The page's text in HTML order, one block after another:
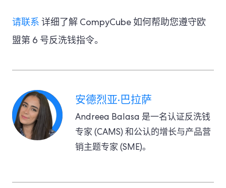
请联系 详细了解 CompyCube 如何帮助您遵守欧
盟第 6 号反洗钱指令。
安德烈亚·巴拉萨
Andreea Balasa 是一名认证反洗钱
专家 (CAMS) 和公认的增长与产品营
销主题专家 (SME)。